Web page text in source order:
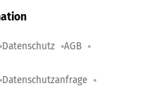
Datenschutz AGB
Datenschutzanfrage